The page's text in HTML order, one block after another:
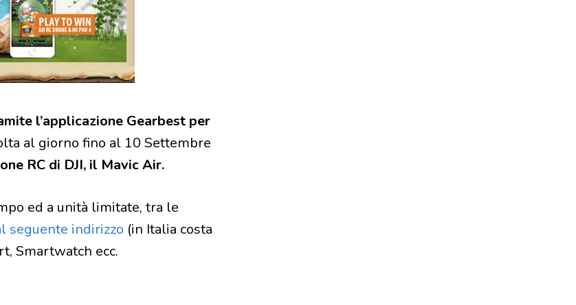
l’applicazione Gearbest per
al giorno fino al 10 Settembre
RC di DJI, il Mavic Air.
ed a unità limitate, tra le
seguente indirizzo (in Italia costa
Smartwatch ecc.